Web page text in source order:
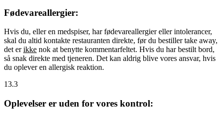
Fødevareallergier:
Hvis du, eller en medspiser, har fødevareallergier eller intolerancer,
skal du altid kontakte restauranten direkte, før du bestiller take away,
det erikke nok at benytte kommentarfeltet. Hvis du har bestilt bord,
så snak direkte med tjeneren. Det kan aldrig blive vores ansvar, hvis
du oplever en allergisk reaktion.
13.3
Oplevelser er uden for vores kontrol: